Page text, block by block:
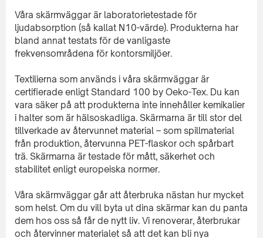
Våra skärmväggar är laboratorietestade för
ljudabsorption (så kallat N10-värde). Produkterna har
bland annat testats för de vanligaste
frekvensområdena för kontorsmiljöer.
Textilierna som används i våra skärmväggar är
certifierade enligt Standard 100 by Oeko-Tex. Du kan
vara säker på att produkterna inte innehåller kemikalier
i halter som är hälsoskadliga. Skärmarna är till stor del
tillverkade av återvunnet material – som spillmaterial
från produktion, återvunna PET-flaskor och spårbart
trä. Skärmarna är testade för mått, säkerhet och
stabilitet enligt europeiska normer.
Våra skärmväggar går att återbruka nästan hur mycket
som helst. Om du vill byta ut dina skärmar kan du panta
dem hos oss så får de nytt liv. Vi renoverar, återbrukar
och återvinner materialet så att det kan bli nya